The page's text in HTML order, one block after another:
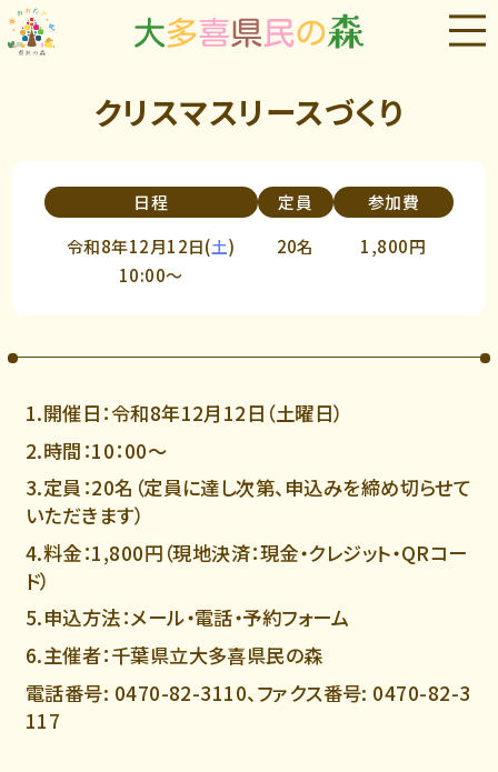
クリスマスリースづくり
日程
令和8年12月12日(土)
10:00～
定員
20名
参加費
1,800円
1.開催日：令和8年12月12日（土曜日）
2.時間：10：00～
3.定員：20名（定員に達し次第、申込みを締め切らせて
いただきます）
4.料金：1,800円（現地決済：現金・クレジット・QRコー
ド）
5.申込方法：メール・電話・予約フォーム
6.主催者：千葉県立大多喜県民の森
電話番号: 0470-82-3110、ファクス番号: 0470-82-3
117